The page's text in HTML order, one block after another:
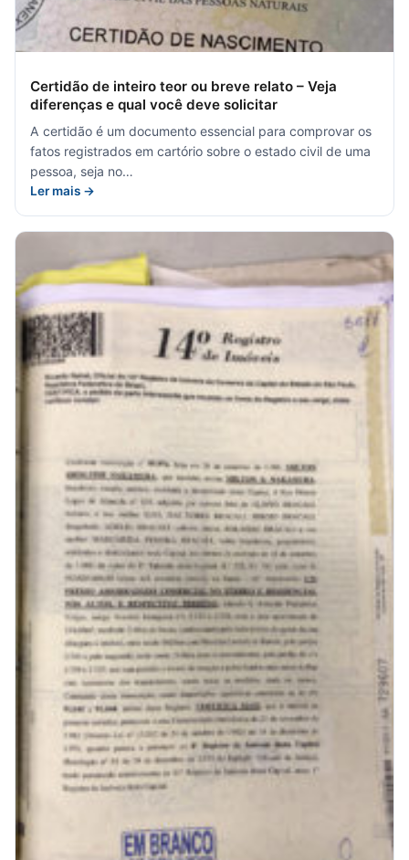
Certidão de inteiro teor ou breve relato – Veja
diferenças e qual você deve solicitar
A certidão é um documento essencial para comprovar os
fatos registrados em cartório sobre o estado civil de uma
pessoa, seja no…
Ler mais →